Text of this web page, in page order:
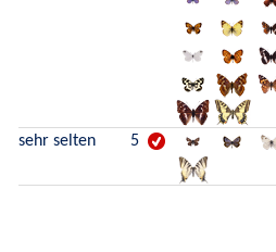
sehr selten 5